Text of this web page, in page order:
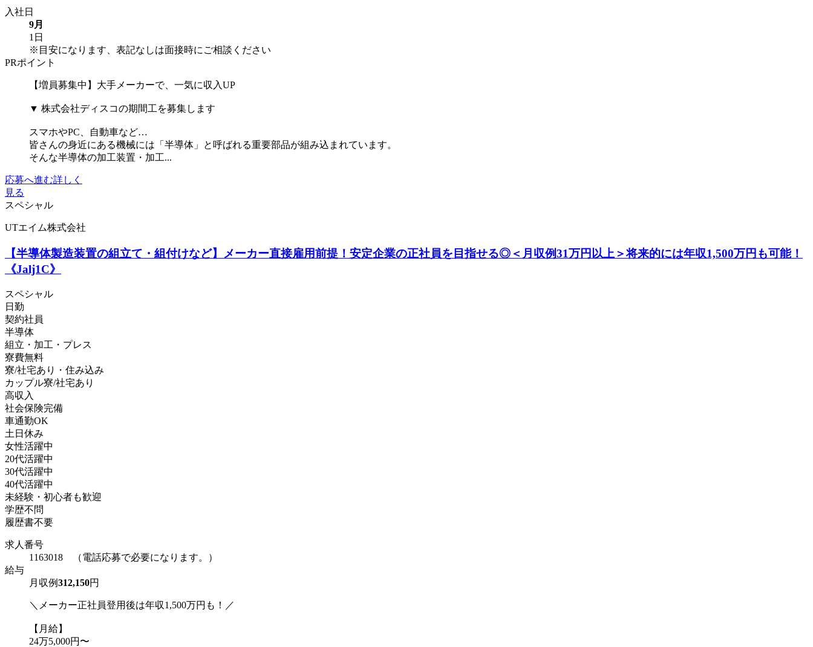
入社日
9月
1日
※目安になります、表記なしは面接時にご相談ください
PRポイント
【増員募集中】大手メーカーで、一気に収入UP
▼ 株式会社ディスコの期間工を募集します
スマホやPC、自動車など…
皆さんの身近にある機械には「半導体」と呼ばれる重要部品が組み込まれています。
そんな半導体の加工装置・加工...
応募へ進む詳しく
見る
スペシャル
UTエイム株式会社
【半導体製造装置の組立て・組付けなど】メーカー直接雇用前提！安定企業の正社員を目指せる◎＜月収例31万円以上＞将来的には年収1,500万円も可能！
《Jalj1C》
スペシャル
日勤
契約社員
半導体
組立・加工・プレス
寮費無料
寮/社宅あり・住み込み
カップル寮/社宅あり
高収入
社会保険完備
車通勤OK
土日休み
女性活躍中
20代活躍中
30代活躍中
40代活躍中
未経験・初心者も歓迎
学歴不問
履歴書不要
求人番号
1163018 （電話応募で必要になります。）
給与
月収例312,150円
＼メーカー正社員登用後は年収1,500万円も！／
【月給】
24万5,000円〜